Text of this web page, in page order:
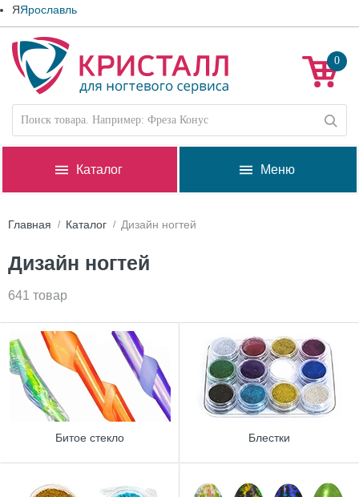
ЯЯрославль
0
Каталог Меню
Главная Каталог Дизайн ногтей
Дизайн ногтей
641 товар
Битое стекло Блестки